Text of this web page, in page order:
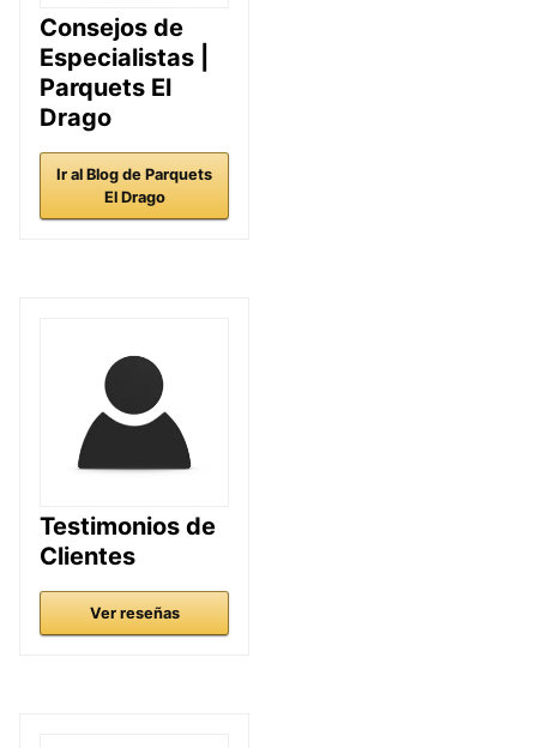
Consejos de
Especialistas |
Parquets El
Drago
Ir al Blog de Parquets
El Drago
Testimonios de
Clientes
Ver reseñas